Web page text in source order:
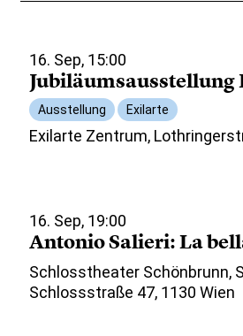
16. Sep, 15:00
Jubiläumsausstellung
Ausstellung Exilarte
Exilarte Zentrum,
16. Sep, 19:00
Antonio Salieri: La
Schlosstheater Schönbrunn,
Schlossstraße 47, 1130 Wien